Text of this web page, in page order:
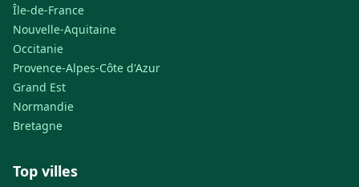
Île-de-France
Nouvelle-Aquitaine
Occitanie
Provence-Alpes-Côte d'Azur
Grand Est
Normandie
Bretagne
Top villes